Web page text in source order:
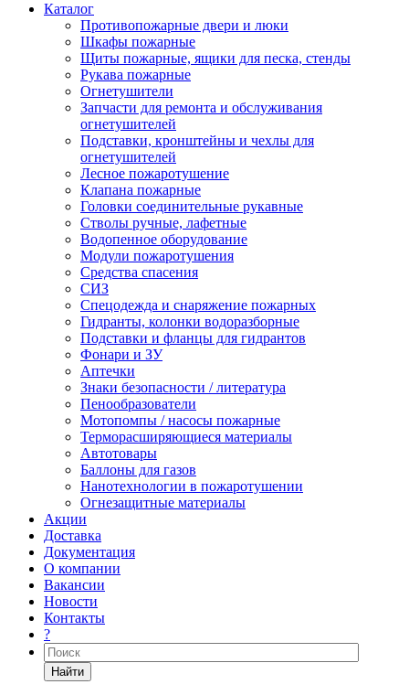
Каталог
Противопожарные двери и люки
Шкафы пожарные
Щиты пожарные, ящики для песка, стенды
Рукава пожарные
Огнетушители
Запчасти для ремонта и обслуживания
огнетушителей
Подставки, кронштейны и чехлы для
огнетушителей
Лесное пожаротушение
Клапана пожарные
Головки соединительные рукавные
Стволы ручные, лафетные
Водопенное оборудование
Модули пожаротушения
Средства спасения
СИЗ
Спецодежда и снаряжение пожарных
Гидранты, колонки водоразборные
Подставки и фланцы для гидрантов
Фонари и ЗУ
Аптечки
Знаки безопасности / литература
Пенообразователи
Мотопомпы / насосы пожарные
Терморасширяющиеся материалы
Автотовары
Баллоны для газов
Нанотехнологии в пожаротушении
Огнезащитные материалы
Акции
Доставка
Документация
О компании
Вакансии
Новости
Контакты
?
Найти